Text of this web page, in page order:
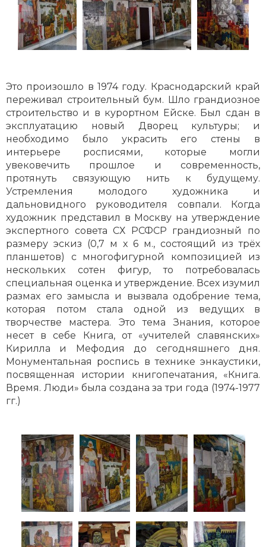
Это произошло в 1974 году. Краснодарский край
переживал строительный бум. Шло грандиозное
строительство и в курортном Ейске. Был сдан в
эксплуатацию новый Дворец культуры; и
необходимо было украсить его стены в
интерьере росписями, которые могли
увековечить прошлое и современность,
протянуть связующую нить к будущему.
Устремления молодого художника и
дальновидного руководителя совпали. Когда
художник представил в Москву на утверждение
экспертного совета СХ РСФСР грандиозный по
размеру эскиз (0,7 м x 6 м., состоящий из трёх
планшетов) с многофигурной композицией из
нескольких сотен фигур, то потребовалась
специальная оценка и утверждение. Всех изумил
размах его замысла и вызвала одобрение тема,
которая потом стала одной из ведущих в
творчестве мастера. Это тема Знания, которое
несет в себе Книга, от «учителей славянских»
Кирилла и Мефодия до сегодняшнего дня.
Монументальная роспись в технике энкаустики,
посвященная истории книгопечатания, «Книга.
Время. Люди» была создана за три года (1974-1977
гг.)